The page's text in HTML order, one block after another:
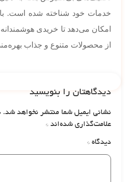
امکان می‌دهد تا خریدی
از محصولات متنوع و جذاب
دیدگاهتان را بنویسید
نشانی ایمیل شما منتشر نخواهد شد.
علامت‌گذاری شده‌اند *
دیدگاه *